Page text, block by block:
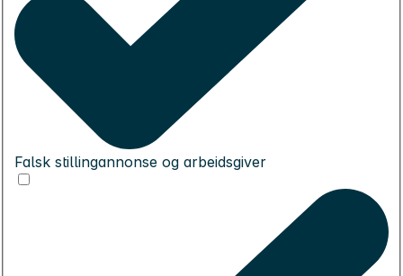
Falsk stillingannonse og arbeidsgiver